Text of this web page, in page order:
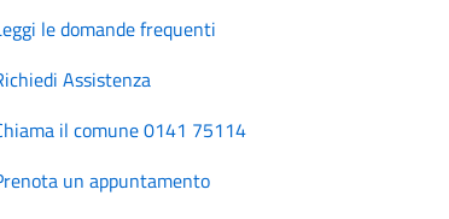
le domande frequenti
Assistenza
il comune 0141 75114
un appuntamento